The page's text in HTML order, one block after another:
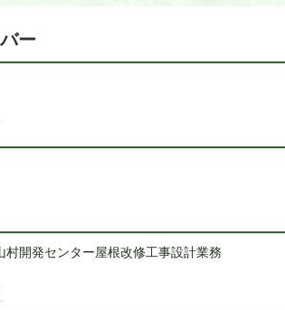
ー
村開発センター屋根改修工事設計業務